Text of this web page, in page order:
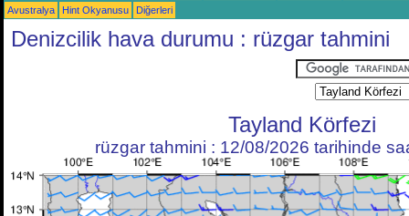
Avustralya
Hint Okyanusu Diğerleri
Denizcilik hava durumu : rüzgar tahmini
Tayland Körfezi
rüzgar tahmini : 12/08/2026 tarihinde